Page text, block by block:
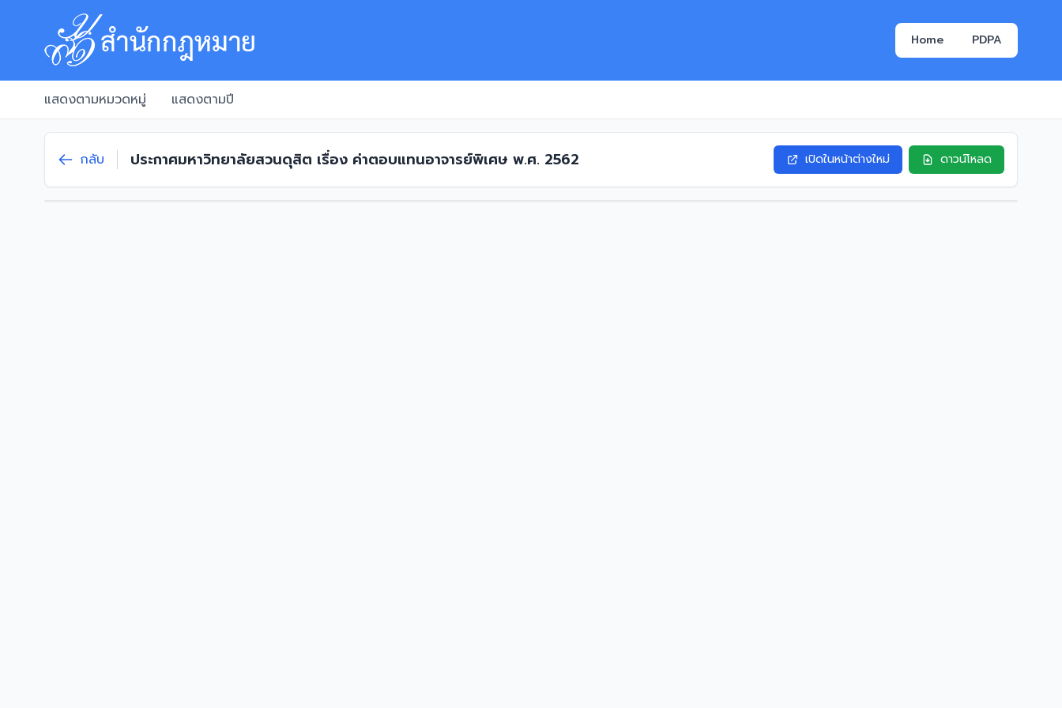
Home PDPA
แสดงตามหมวดหมู่ แสดงตามปี
กลับ ประกาศมหาวิทยาลัยสวนดุสิต เรื่อง ค่าตอบแทนอาจารย์พิเศษ พ.ศ. 2562 เปิดในหน้าต่างใหม่ ดาวน์โหลด